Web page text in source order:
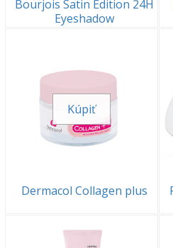
Bourjois Satin Edition 24H
Eyeshadow
Kúpiť
Dermacol Collagen plus